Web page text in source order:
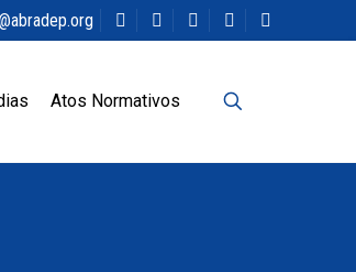
Atos Normativos